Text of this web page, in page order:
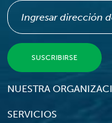
Footer Menu
NUESTRA
SERVICIOS